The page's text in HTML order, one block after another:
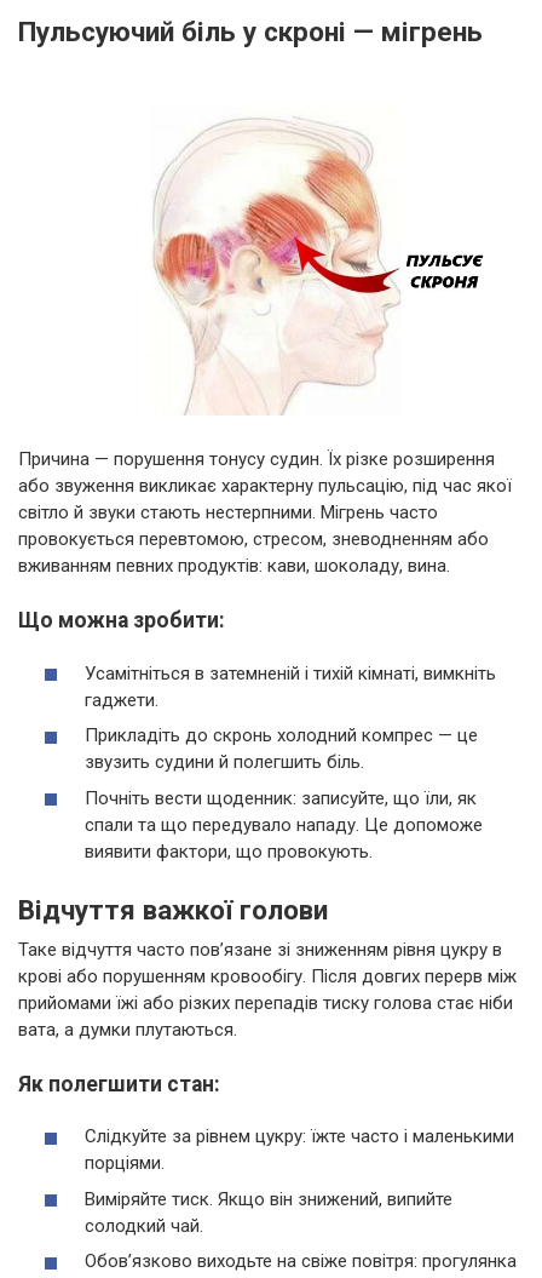
Пульсуючий біль у скроні — мігрень
Причина — порушення тонусу судин. Їх різке розширення
або звуження викликає характерну пульсацію, під час якої
світло й звуки стають нестерпними. Мігрень часто
провокується перевтомою, стресом, зневодненням або
вживанням певних продуктів: кави, шоколаду, вина.
Що можна зробити:
Усамітніться в затемненій і тихій кімнаті, вимкніть
гаджети.
Прикладіть до скронь холодний компрес — це
звузить судини й полегшить біль.
Почніть вести щоденник: записуйте, що їли, як
спали та що передувало нападу. Це допоможе
виявити фактори, що провокують.
Відчуття важкої голови
Таке відчуття часто пов’язане зі зниженням рівня цукру в
крові або порушенням кровообігу. Після довгих перерв між
прийомами їжі або різких перепадів тиску голова стає ніби
вата, а думки плутаються.
Як полегшити стан:
Слідкуйте за рівнем цукру: їжте часто і маленькими
порціями.
Виміряйте тиск. Якщо він знижений, випийте
солодкий чай.
Обов’язково виходьте на свіже повітря: прогулянка